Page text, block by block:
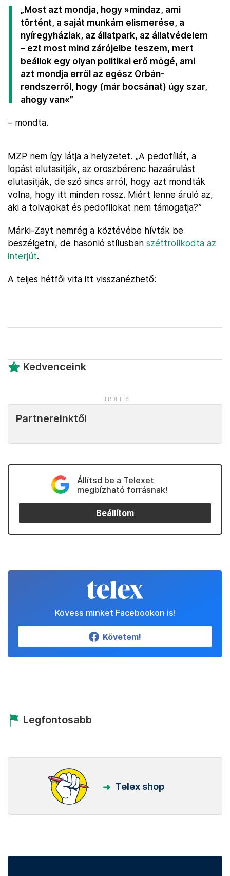
„Most azt mondja, hogy »mindaz, ami
történt, a saját munkám elismerése, a
nyíregyháziak, az állatpark, az állatvédelem
– ezt most mind zárójelbe teszem, mert
beállok egy olyan politikai erő mögé, ami
azt mondja erről az egész Orbán-
rendszerről, hogy (már bocsánat) úgy szar,
ahogy van«”
– mondta.
MZP nem így látja a helyzetet. „A pedofíliát, a
lopást elutasítják, az oroszbérenc hazaárulást
elutasítják, de szó sincs arról, hogy azt mondták
volna, hogy itt minden rossz. Miért lenne áruló az,
aki a tolvajokat és pedofilokat nem támogatja?”
Márki-Zayt nemrég a köztévébe hívták be
beszélgetni, de hasonló stílusban széttrollkodta az
interjút.
A teljes hétfői vita itt visszanézhető:
Kedvenceink
Partnereinktől
Állítsd be a Telexet
megbízható forrásnak!
Beállítom
Kövess minket Facebookon is!
Követem!
Legfontosabb
Telex shop